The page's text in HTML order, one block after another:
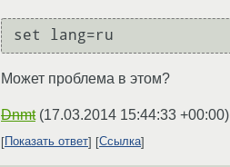
set lang=ru
Может проблема в этом?
Dnmt (17.03.2014 15:44:33 +00:00)
Показать ответ Ссылка